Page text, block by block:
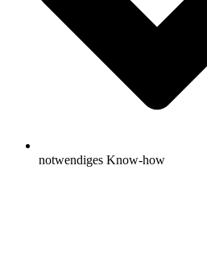
notwendiges Know-how